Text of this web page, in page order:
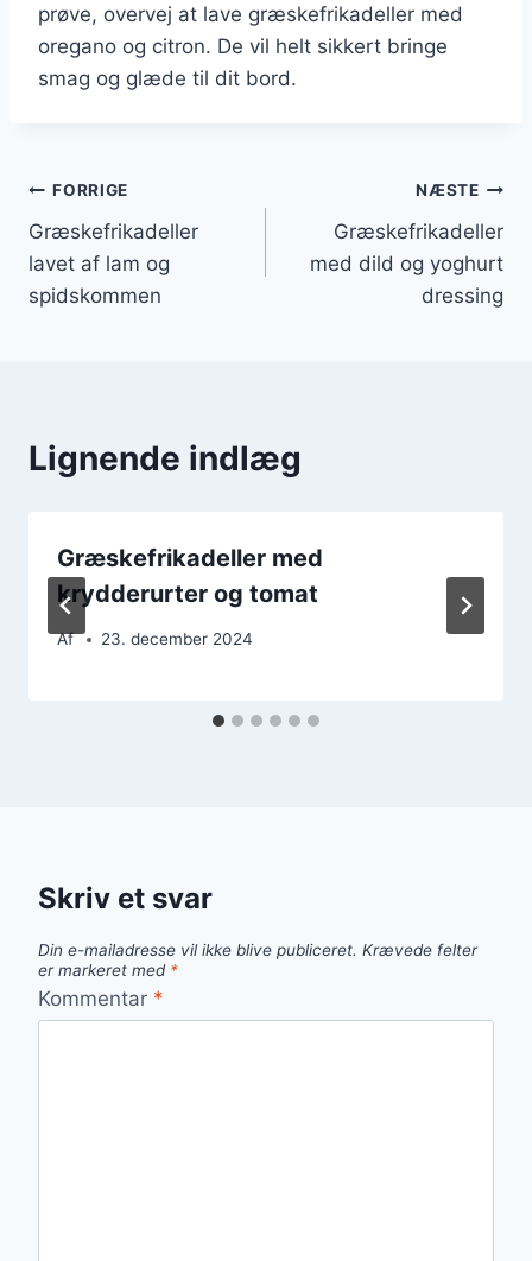
prøve, overvej at lave græskefrikadeller med
oregano og citron. De vil helt sikkert bringe
smag og glæde til dit bord.
Indlægsnavigation
FORRIGE
Græskefrikadeller
lavet af lam og
spidskommen
NÆSTE
Græskefrikadeller
med dild og yoghurt
dressing
Lignende indlæg
Græskefrikadeller med
krydderurter og tomat
Af 23. december 2024
Skriv et svar
Din e-mailadresse vil ikke blive publiceret. Krævede felter
er markeret med *
Kommentar *